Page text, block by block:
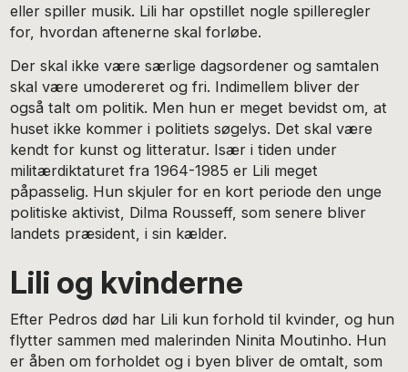
eller spiller musik. Lili har opstillet nogle spilleregler
for, hvordan aftenerne skal forløbe.
Der skal ikke være særlige dagsordener og samtalen
skal være umodereret og fri. Indimellem bliver der
også talt om politik. Men hun er meget bevidst om, at
huset ikke kommer i politiets søgelys. Det skal være
kendt for kunst og litteratur. Især i tiden under
militærdiktaturet fra 1964-1985 er Lili meget
påpasselig. Hun skjuler for en kort periode den unge
politiske aktivist, Dilma Rousseff, som senere bliver
landets præsident, i sin kælder.
Lili og kvinderne
Efter Pedros død har Lili kun forhold til kvinder, og hun
flytter sammen med malerinden Ninita Moutinho. Hun
er åben om forholdet og i byen bliver de omtalt, som